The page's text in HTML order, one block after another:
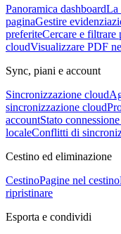
Panoramica dashboardLa
paginaGestire
preferiteCercare e filtrare
cloudVisualizzare PDF
Sync, piani e account
Sincronizzazione cloud
sincronizzazione cloud
accountStato
localeConflitti di
Cestino ed eliminazione
CestinoPagine nel cestino
ripristinare
Esporta e condividi